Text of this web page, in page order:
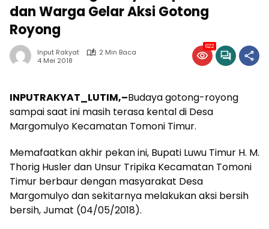
dan Warga Gelar Aksi Gotong
Royong
Input Rakyat
2 Min Baca
4 Mei 2018
622
INPUTRAKYAT_LUTIM,–Budaya gotong-royong
sampai saat ini masih terasa kental di Desa
Margomulyo Kecamatan Tomoni Timur.
Memafaatkan akhir pekan ini, Bupati Luwu Timur H. M.
Thorig Husler dan Unsur Tripika Kecamatan Tomoni
Timur berbaur dengan masyarakat Desa
Margomulyo dan sekitarnya melakukan aksi bersih
bersih, Jumat (04/05/2018).